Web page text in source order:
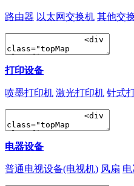
路由器 以太网交换机 其他交
打印设备
喷墨打印机 激光打印机 针式
电器设备
普通电视设备(电视机) 风扇